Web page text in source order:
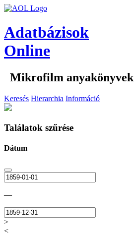
Adatbázisok
Online
Mikrofilm anyakönyvek
Keresés Hierarchia Információ
Találatok szűrése
Dátum
—
>
<